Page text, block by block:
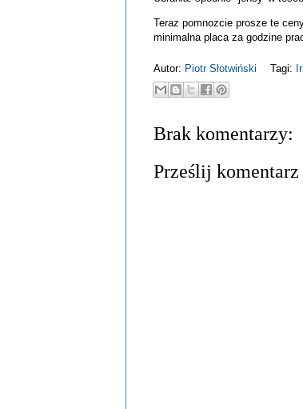
Teraz pomnozcie prosze te
minimalna placa za godzine
Autor: Piotr Słotwiński Tagi:
Brak komentarzy:
Prześlij komentarz